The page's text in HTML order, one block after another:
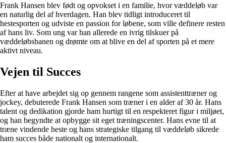
Frank Hansen blev født og opvokset i en familie, hvor væddeløb var
en naturlig del af hverdagen. Han blev tidligt introduceret til
hestesporten og udviste en passion for løbene, som ville definere resten
af hans liv. Som ung var han allerede en ivrig tilskuer på
væddeløbsbanen og drømte om at blive en del af sporten på et mere
aktivt niveau.
Vejen til Succes
Efter at have arbejdet sig op gennem rangene som assistenttræner og
jockey, debuterede Frank Hansen som træner i en alder af 30 år. Hans
talent og dedikation gjorde ham hurtigt til en respekteret figur i miljøet,
og han begyndte at opbygge sit eget træningscenter. Hans evne til at
træne vindende heste og hans strategiske tilgang til væddeløb sikrede
ham succes både nationalt og internationalt.